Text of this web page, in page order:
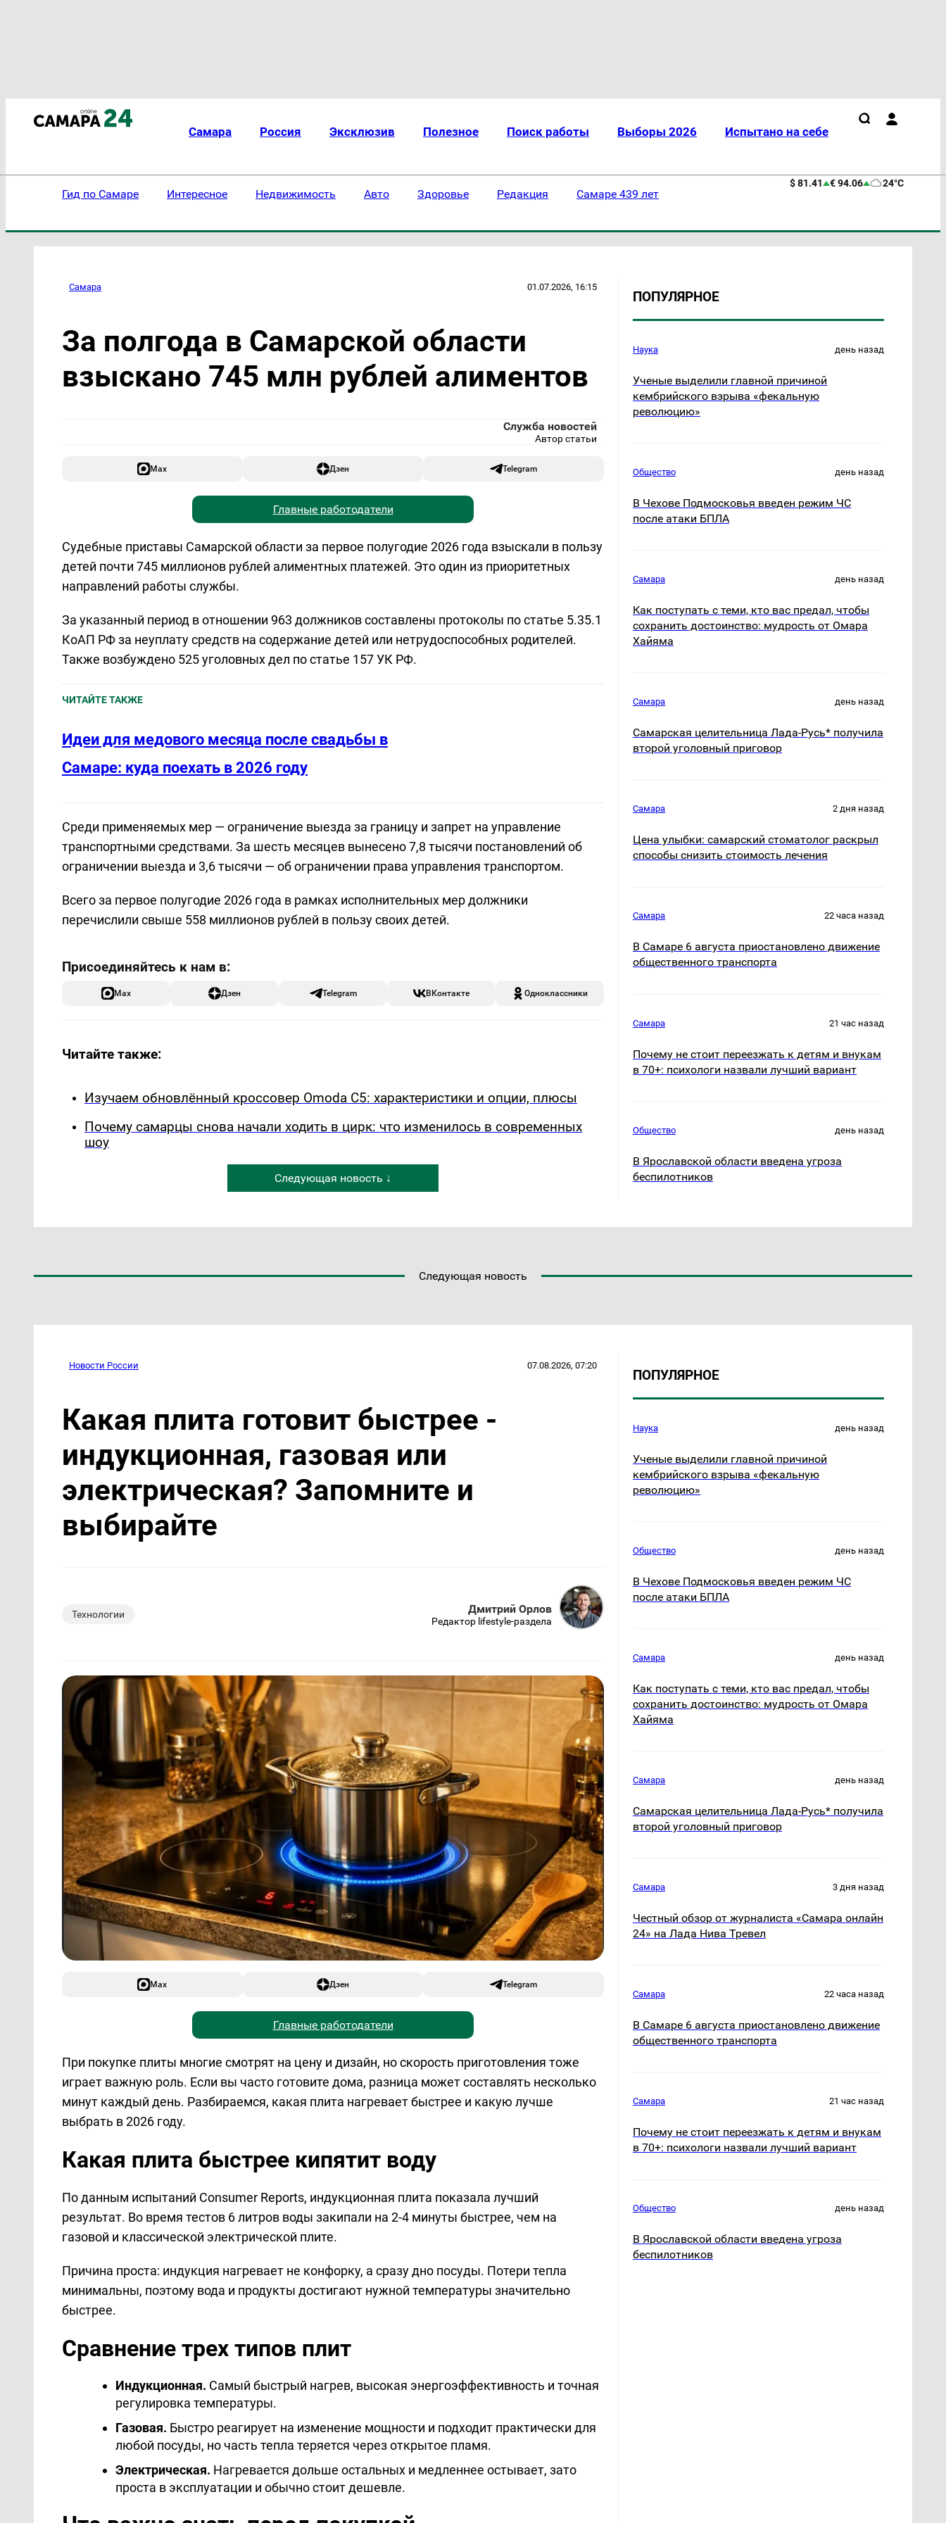
Самара Россия Эксклюзив Полезное Поиск работы Выборы 2026 Испытано на себе
Гид по Самаре Интересное Недвижимость Авто Здоровье Редакция Самаре 439 лет
$ 81.41 € 94.06 24°C
Самара 01.07.2026, 16:15
За полгода в Самарской области
взыскано 745 млн рублей алиментов
Служба новостей
Автор статьи
Max Дзен Telegram
Главные работодатели
Судебные приставы Самарской области за первое полугодие 2026 года взыскали в пользу
детей почти 745 миллионов рублей алиментных платежей. Это один из приоритетных
направлений работы службы.
За указанный период в отношении 963 должников составлены протоколы по статье 5.35.1
КоАП РФ за неуплату средств на содержание детей или нетрудоспособных родителей.
Также возбуждено 525 уголовных дел по статье 157 УК РФ.
ЧИТАЙТЕ ТАКЖЕ
Идеи для медового месяца после свадьбы в
Самаре: куда поехать в 2026 году
Среди применяемых мер — ограничение выезда за границу и запрет на управление
транспортными средствами. За шесть месяцев вынесено 7,8 тысячи постановлений об
ограничении выезда и 3,6 тысячи — об ограничении права управления транспортом.
Всего за первое полугодие 2026 года в рамках исполнительных мер должники
перечислили свыше 558 миллионов рублей в пользу своих детей.
Max Дзен Telegram ВКонтакте Одноклассники
Читайте также:
Изучаем обновлённый кроссовер Omoda C5: характеристики и опции, плюсы
Почему самарцы снова начали ходить в цирк: что изменилось в современных
шоу
Следующая новость ↓
ПОПУЛЯРНОЕ
Наука день назад
Ученые выделили главной причиной
кембрийского взрыва «фекальную
революцию»
Общество день назад
В Чехове Подмосковья введен режим ЧС
после атаки БПЛА
Самара день назад
Как поступать с теми, кто вас предал, чтобы
сохранить достоинство: мудрость от Омара
Хайяма
Самара день назад
Самарская целительница Лада-Русь* получила
второй уголовный приговор
Самара 2 дня назад
Цена улыбки: самарский стоматолог раскрыл
способы снизить стоимость лечения
Самара 22 часа назад
В Самаре 6 августа приостановлено движение
общественного транспорта
Самара 21 час назад
Почему не стоит переезжать к детям и внукам
в 70+: психологи назвали лучший вариант
Общество день назад
В Ярославской области введена угроза
беспилотников
Следующая новость
Новости России 07.08.2026, 07:20
Какая плита готовит быстрее -
индукционная, газовая или
электрическая? Запомните и
выбирайте
Технологии Дмитрий Орлов
Редактор lifestyle-раздела
Max Дзен Telegram
Главные работодатели
При покупке плиты многие смотрят на цену и дизайн, но скорость приготовления тоже
играет важную роль. Если вы часто готовите дома, разница может составлять несколько
минут каждый день. Разбираемся, какая плита нагревает быстрее и какую лучше
выбрать в 2026 году.
Какая плита быстрее кипятит воду
По данным испытаний Consumer Reports, индукционная плита показала лучший
результат. Во время тестов 6 литров воды закипали на 2-4 минуты быстрее, чем на
газовой и классической электрической плите.
Причина проста: индукция нагревает не конфорку, а сразу дно посуды. Потери тепла
минимальны, поэтому вода и продукты достигают нужной температуры значительно
быстрее.
Сравнение трех типов плит
Индукционная. Самый быстрый нагрев, высокая энергоэффективность и точная
регулировка температуры.
Газовая. Быстро реагирует на изменение мощности и подходит практически для
любой посуды, но часть тепла теряется через открытое пламя.
Электрическая. Нагревается дольше остальных и медленнее остывает, зато
проста в эксплуатации и обычно стоит дешевле.
ПОПУЛЯРНОЕ
Наука день назад
Ученые выделили главной причиной
кембрийского взрыва «фекальную
революцию»
Общество день назад
В Чехове Подмосковья введен режим ЧС
после атаки БПЛА
Самара день назад
Как поступать с теми, кто вас предал, чтобы
сохранить достоинство: мудрость от Омара
Хайяма
Самара день назад
Самарская целительница Лада-Русь* получила
второй уголовный приговор
Самара 3 дня назад
Честный обзор от журналиста «Самара онлайн
24» на Лада Нива Тревел
Самара 22 часа назад
В Самаре 6 августа приостановлено движение
общественного транспорта
Самара 21 час назад
Почему не стоит переезжать к детям и внукам
в 70+: психологи назвали лучший вариант
Общество день назад
В Ярославской области введена угроза
беспилотников